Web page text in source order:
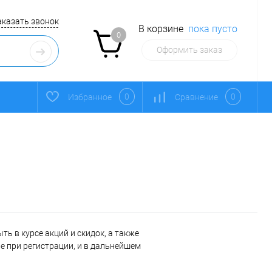
звонок
0
В корзине пока пусто
Оформить заказ
Избранное 0 Сравнение 0
в курсе акций и скидок, а также
при регистрации, и в дальнейшем